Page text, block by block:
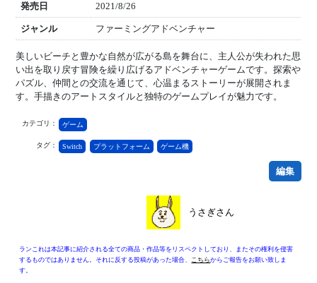
発売日 2021/8/26
ジャンル ファーミングアドベンチャー
美しいビーチと豊かな自然が広がる島を舞台に、主人公が失われた思
い出を取り戻す冒険を繰り広げるアドベンチャーゲームです。探索や
パズル、仲間との交流を通じて、心温まるストーリーが展開されま
す。手描きのアートスタイルと独特のゲームプレイが魅力です。
カテゴリ： ゲーム
タグ： Switch プラットフォーム ゲーム機
編集
うさぎさん
ランこれは本記事に紹介される全ての商品・作品等をリスペクトしており、またその権利を侵害
するものではありません。それに反する投稿があった場合、 こちらからご報告をお願い致しま
す。